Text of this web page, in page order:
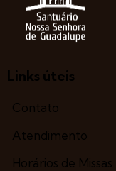
Links úteis
Contato
Atendimento
Horários de Missas